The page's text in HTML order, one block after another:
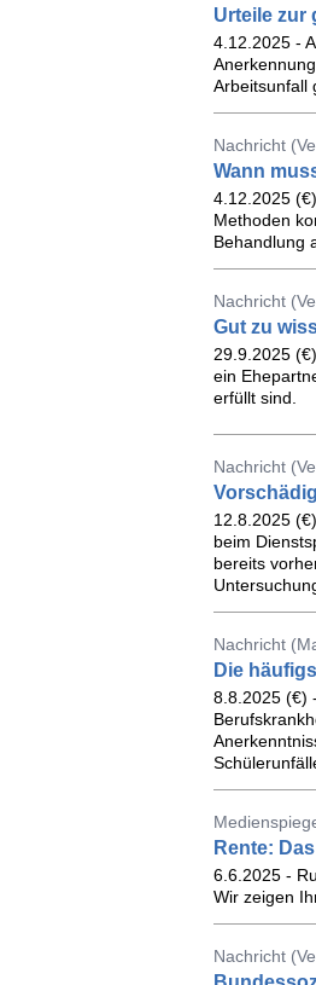
Urteile zur
4.12.2025 -
Arbeitsunfall
Nachricht
Wann
4.12.2025
Methoden
Behandlung
Nachricht
Gut zu
29.9.2025
ein
erfüllt sind.
Nachricht
12.8.2025
beim
bereits
Nachricht
Die
8.8.2025 (€)
Rente:
6.6.2025 -
Wir zeigen
Nachricht